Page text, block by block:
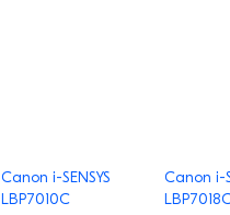
Canon i-SENSYS
LBP7010C
Canon i-